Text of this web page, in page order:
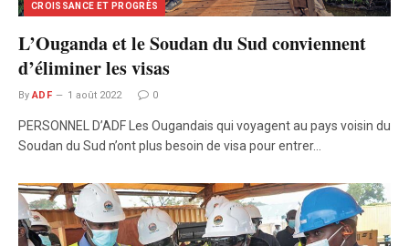
CROISSANCE ET PROGRÈS
L’Ouganda et le Soudan du Sud conviennent
d’éliminer les visas
By ADF 1 août 2022 0
PERSONNEL D’ADF Les Ougandais qui voyagent au pays voisin du
Soudan du Sud n’ont plus besoin de visa pour entrer…